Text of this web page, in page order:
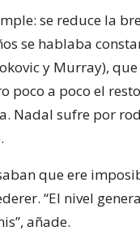
se reduce la
se hablaba
y Murray),
poco a poco el
Nadal sufre por
que ere
“El nivel
añade.